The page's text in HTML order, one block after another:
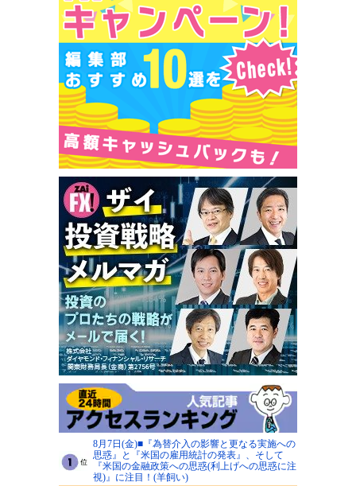
8月7日(金)■『為替介入の影響と更なる実施への
思惑』と『米国の雇用統計の発表』、そして
『米国の金融政策への思惑(利上げへの思惑に注
視)』に注目！(羊飼い)